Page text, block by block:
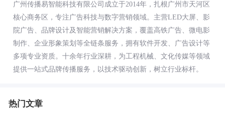
广州传播易智能科技有限公司成立于2014年，扎根广州市天河区
核心商务区，专注广告科技与数字营销领域。主营LED大屏、影
院广告、品牌设计及智能营销解决方案，覆盖高铁广告、微电影
制作、企业形象策划等全链条服务，拥有软件开发、广告设计等
多项专业资质。十余年行业深耕，为工程机械、文化传媒等领域
提供一站式品牌传播服务，以技术驱动创新，树立行业标杆。
热门文章